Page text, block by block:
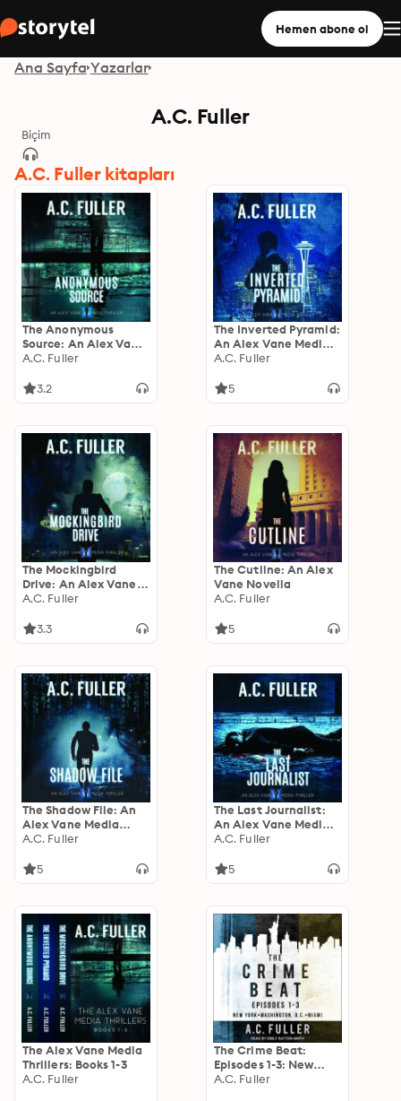
Hemen abone ol
Ana Sayfa Yazarlar
A.C. Fuller
Biçim
A.C. Fuller kitapları
The Anonymous
Source: An Alex Vane
Media Thriller
A.C. Fuller
3.2
The Inverted Pyramid:
An Alex Vane Media
Thriller, Book 2
A.C. Fuller
5
The Mockingbird
Drive: An Alex Vane
Media Thriller
A.C. Fuller
3.3
The Cutline: An Alex
Vane Novella
A.C. Fuller
5
The Shadow File: An
Alex Vane Media
Thriller
A.C. Fuller
5
The Last Journalist:
An Alex Vane Media
Thriller
A.C. Fuller
5
The Alex Vane Media
Thrillers: Books 1-3
A.C. Fuller
The Crime Beat:
Episodes 1-3: New
York, Washington,
A.C. Fuller